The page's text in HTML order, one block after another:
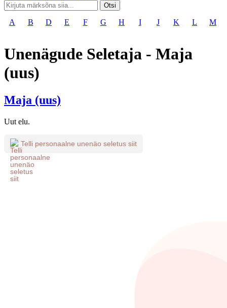
Otsi
A B D E F G H I J K L M
Unenägude Seletaja - Maja
(uus)
Maja (uus)
Uut elu.
Telli personaalne unenäo seletus siit